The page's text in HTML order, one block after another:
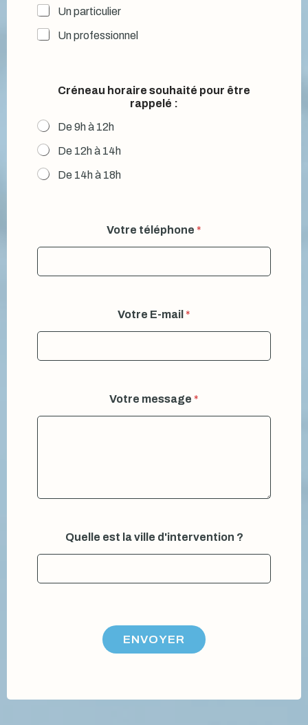
Un particulier
Un professionnel
Créneau horaire souhaité pour être
rappelé :
De 9h à 12h
De 12h à 14h
De 14h à 18h
Votre téléphone *
Votre E-mail *
Votre message *
Quelle est la ville d'intervention ?
ENVOYER